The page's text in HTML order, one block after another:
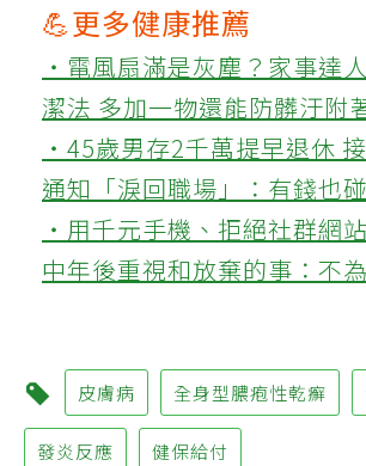
💪更多健康推薦
‧電風扇滿是灰塵？家事達
潔法 多加一物還能防髒汙附
‧45歲男存2千萬提早退休
通知「淚回職場」：有錢也
‧用千元手機、拒絕社群網
中年後重視和放棄的事：不
皮膚病 全身型膿疱性乾癬
發炎反應 健保給付